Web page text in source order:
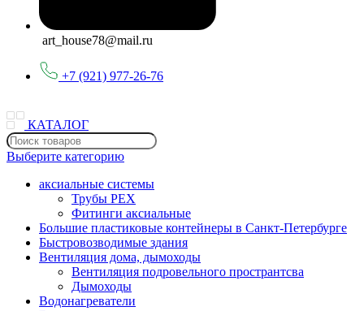
art_house78@mail.ru
+7 (921) 977-26-76
КАТАЛОГ
Выберите категорию
аксиальные системы
Трубы PEX
Фитинги аксиальные
Большие пластиковые контейнеры в Санкт-Петербурге
Быстровозводимые здания
Вентиляция дома, дымоходы
Вентиляция подровельного пространтсва
Дымоходы
Водонагреватели